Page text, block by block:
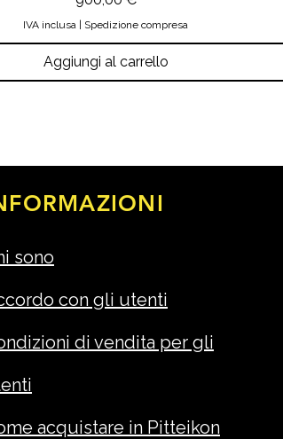
IVA inclusa Spedizione compresa
Aggiungi al carrello
sono
con gli utenti
di vendita per gli
acquistare in Pitteikon